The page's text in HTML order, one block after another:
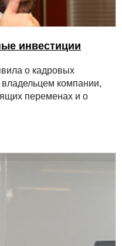
инвестиции
о кадровых
компании,
переменах и о